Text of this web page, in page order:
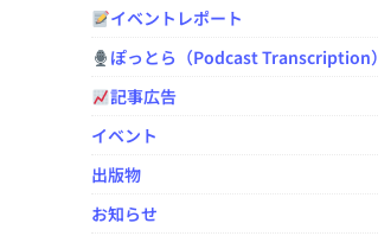
イベントレポート
ぽっとら（Podcast Transcription）
記事広告
イベント
出版物
お知らせ